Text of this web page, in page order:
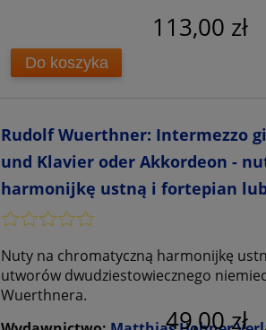
113,00 zł
Do koszyka
Rudolf Wuerthner: Intermezzo
und Klavier oder Akkordeon -
harmonijkę ustną i fortepian
Nuty na chromatyczną harmonijkę
utworów dwudziestowiecznego
Wuerthnera.
49,00 zł